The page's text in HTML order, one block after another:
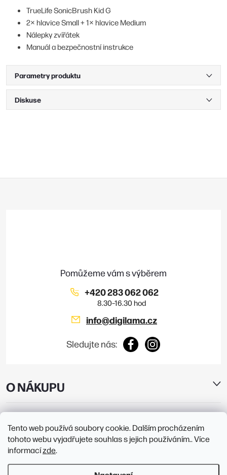
Tento web používá soubory cookie. Dalším procházením
tohoto webu vyjadřujete souhlas s jejich používáním.. Více
informacízde.
TrueLife SonicBrush Kid G
2× hlavice Small + 1× hlavice Medium
Nálepky zvířátek
Manuál a bezpečnostní instrukce
Parametry produktu
Diskuse
O NÁKUPU
PRODEJNY
info@digilama.cz
+420 283 062 062
Sledujte nás: